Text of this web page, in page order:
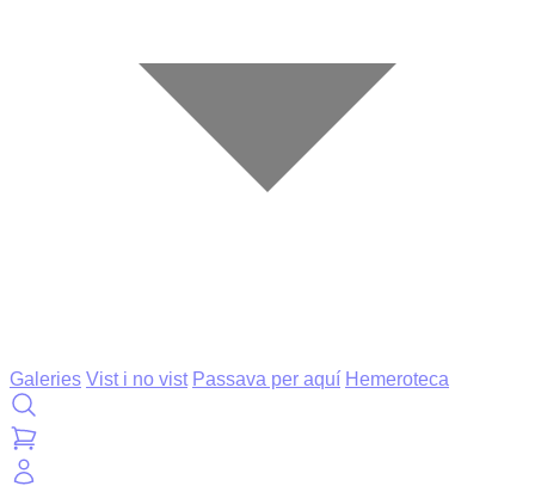
Galeries Vist i no vist Passava per aquí Hemeroteca